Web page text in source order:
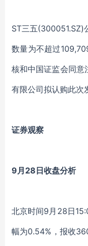
ST三五(300051.SZ)
数量为不超过
核和中国证监会同意
有限公司拟认购此次
证券观察
9月28日收盘分析
北京时间9月28日
幅为0.54%，报收